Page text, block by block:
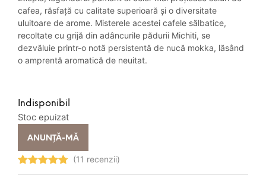
fost:
18.00 lei.
13.90 lei.
cafea, răsfață cu calitate superioară și o diversitate
uluitoare de arome. Misterele acestei cafele sălbatice,
recoltate cu grijă din adâncurile pădurii Michiti, se
dezvăluie printr-o notă persistentă de nucă mokka, lăsând
o amprentă aromatică de neuitat.
Indisponibil
Stoc epuizat
ANUNȚĂ-MĂ
Evaluat la
(11 recenzii)